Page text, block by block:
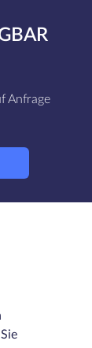
Anfrage